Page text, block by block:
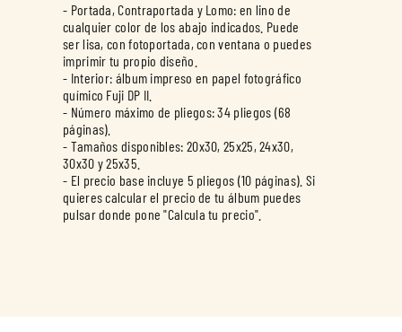
- Portada, Contraportada y Lomo: en lino de
cualquier color de los abajo indicados. Puede
ser lisa, con fotoportada, con ventana o puedes
imprimir tu propio diseño.
- Interior: álbum impreso en papel fotográfico
químico Fuji DP II.
- Número máximo de pliegos: 34 pliegos (68
páginas).
- Tamaños disponibles: 20x30, 25x25, 24x30,
30x30 y 25x35.
- El precio base incluye 5 pliegos (10 páginas). Si
quieres calcular el precio de tu álbum puedes
pulsar donde pone "Calcula tu precio".